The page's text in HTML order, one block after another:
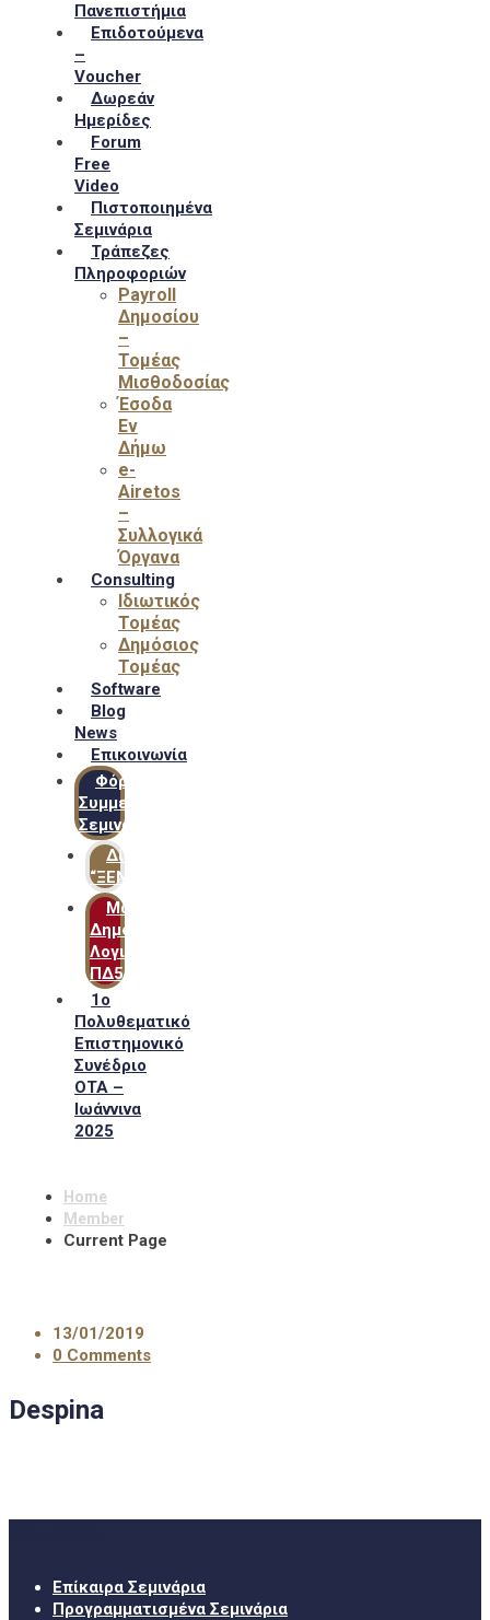
Πανεπιστήμια
Επιδοτούμενα
–
Voucher
Δωρεάν
Ημερίδες
Forum
Free
Video
Πιστοποιημένα
Σεμινάρια
Τράπεζες
Πληροφοριών
Payroll
Δημοσίου
–
Τομέας
Μισθοδοσίας
Έσοδα
Εν
Δήμω
e-
Airetos
–
Συλλογικά
Όργανα
Consulting
Ιδιωτικός
Τομέας
Δημόσιος
Τομέας
Software
Blog
News
Επικοινωνία
Φόρμα
Συμμετοχής
Σεμιναρίων
Δίκτυο
“ΞΕΝΟΦΩΝ”
Μακροχρόνιο
Δημόσιο
Λογιστικό
ΠΔ54
1ο
Πολυθεματικό
Επιστημονικό
Συνέδριο
ΟΤΑ –
Ιωάννινα
2025
Home
Member
Current Page
13/01/2019
0 Comments
Despina
Επίκαιρα Σεμινάρια
Προγραμματισμένα Σεμινάρια